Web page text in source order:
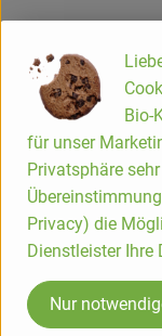
saftige Torten,
herzhafte Veggie-
und vegan – unter
Bauck GmbH
Motto: „Bio. Aus
Die Bauck Mühle
ausschließlich Bio-
werden und die
Mühlenbetrieb
Bio-
für unser
Privatsphäre
Privacy) die
Dienstleister Ihre
Nur